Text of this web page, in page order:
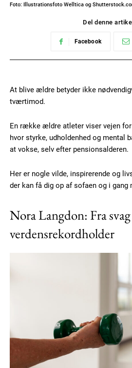
Foto: Illustrationsfoto Welltica og
Del denne
Facebook
At blive ældre betyder ikke
tværtimod.
En række ældre atleter viser vejen
hvor styrke, udholdenhed og mental
at vokse, selv efter pensionsalderen.
Her er nogle vilde, inspirerende og
der kan få dig op af sofaen og i gang
Nora Langdon: Fra
verdensrekordholder